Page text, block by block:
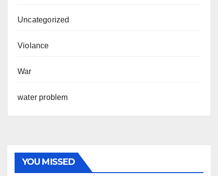
Uncategorized
Violance
War
water problem
YOU MISSED